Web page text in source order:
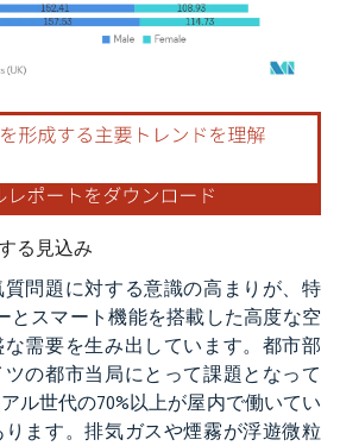
再利用にはCC BY 4.0の表示が必要です。
る見込み
質問題に対する意識の高まりが、特
とスマート機能を搭載した高度な空
需要を生み出しています。都市部
の都市当局にとって課題となって
ル世代の70%以上が屋内で働いてい
ます。排気ガスや煙霧が浮遊微粒